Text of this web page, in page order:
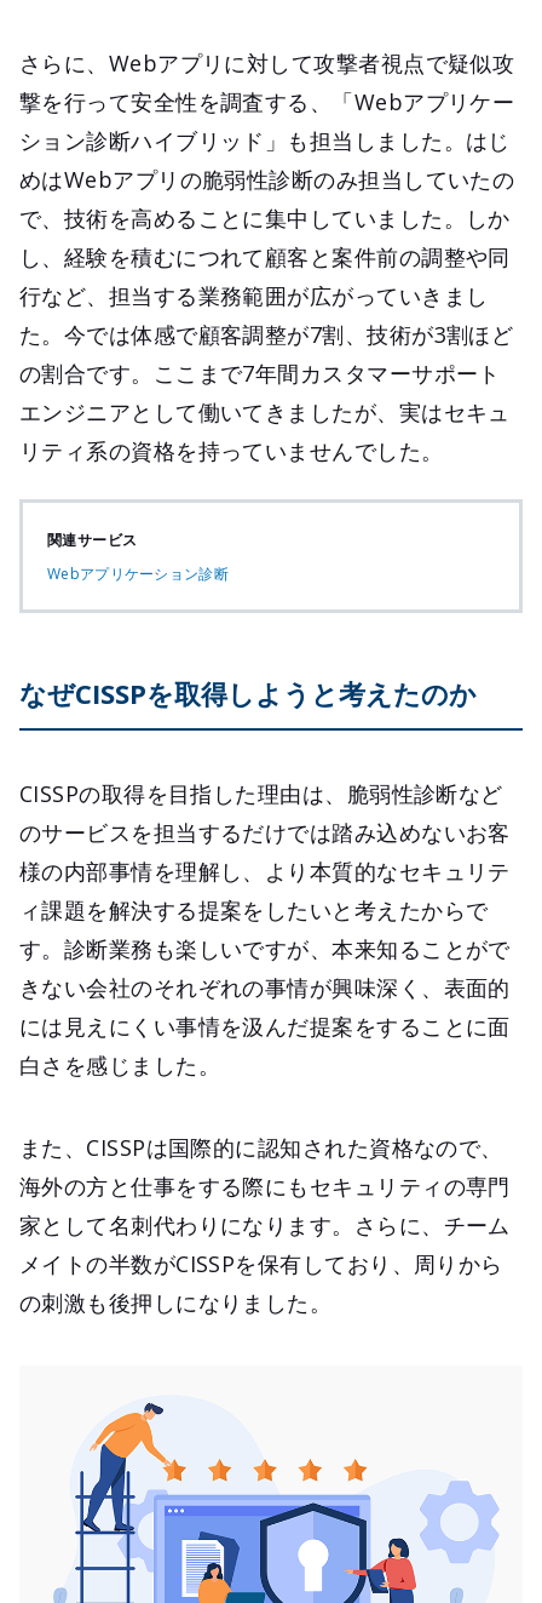
さらに、Webアプリに対して攻撃者視点で疑似攻
撃を行って安全性を調査する、「Webアプリケー
ション診断ハイブリッド」も担当しました。はじ
めはWebアプリの脆弱性診断のみ担当していたの
で、技術を高めることに集中していました。しか
し、経験を積むにつれて顧客と案件前の調整や同
行など、担当する業務範囲が広がっていきまし
た。今では体感で顧客調整が7割、技術が3割ほど
の割合です。ここまで7年間カスタマーサポート
エンジニアとして働いてきましたが、実はセキュ
リティ系の資格を持っていませんでした。
関連サービス
Webアプリケーション診断
なぜCISSPを取得しようと考えたのか
CISSPの取得を目指した理由は、脆弱性診断など
のサービスを担当するだけでは踏み込めないお客
様の内部事情を理解し、より本質的なセキュリテ
ィ課題を解決する提案をしたいと考えたからで
す。診断業務も楽しいですが、本来知ることがで
きない会社のそれぞれの事情が興味深く、表面的
には見えにくい事情を汲んだ提案をすることに面
白さを感じました。
また、CISSPは国際的に認知された資格なので、
海外の方と仕事をする際にもセキュリティの専門
家として名刺代わりになります。さらに、チーム
メイトの半数がCISSPを保有しており、周りから
の刺激も後押しになりました。